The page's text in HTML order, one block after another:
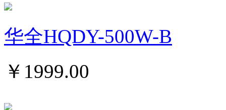
华全HQDY-500W-B
￥ 1999.00